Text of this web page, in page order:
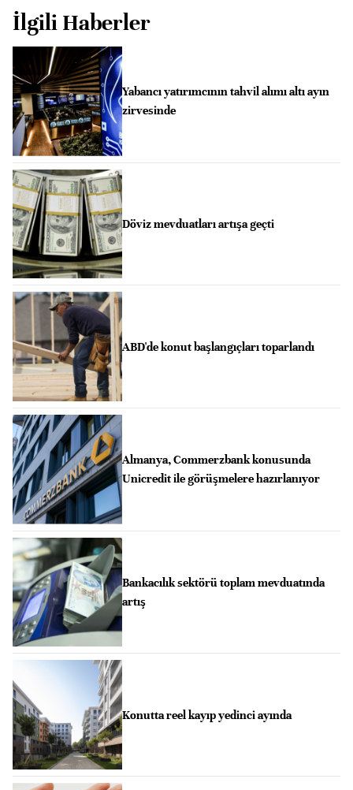
İlgili Haberler
Yabancı yatırımcının tahvil alımı altı ayın
zirvesinde
Döviz mevduatları artışa geçti
ABD'de konut başlangıçları toparlandı
Almanya, Commerzbank konusunda
Unicredit ile görüşmelere hazırlanıyor
Bankacılık sektörü toplam mevduatında
artış
Konutta reel kayıp yedinci ayında